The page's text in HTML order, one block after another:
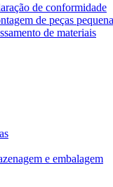
de conformidade
de peças
de materiais
e embalagem